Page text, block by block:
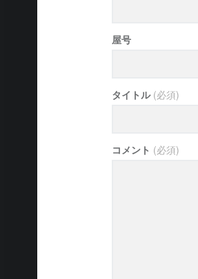
屋号
タイトル (必須)
コメント (必須)